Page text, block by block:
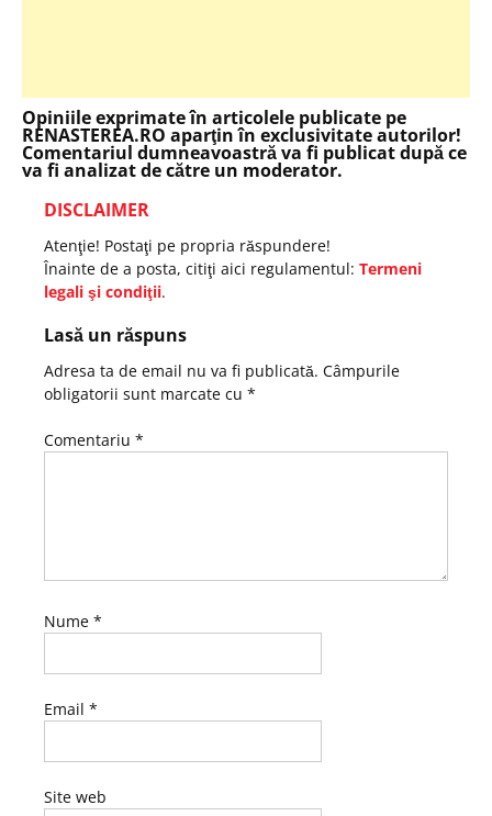
Opiniile exprimate în articolele publicate pe
RENASTEREA.RO aparţin în exclusivitate autorilor!
Comentariul dumneavoastră va fi publicat după ce
va fi analizat de către un moderator.
DISCLAIMER
Atenţie! Postaţi pe propria răspundere!
Înainte de a posta, citiţi aici regulamentul: Termeni
legali şi condiţii.
Lasă un răspuns
Adresa ta de email nu va fi publicată. Câmpurile
obligatorii sunt marcate cu *
Comentariu *
Nume *
Email *
Site web